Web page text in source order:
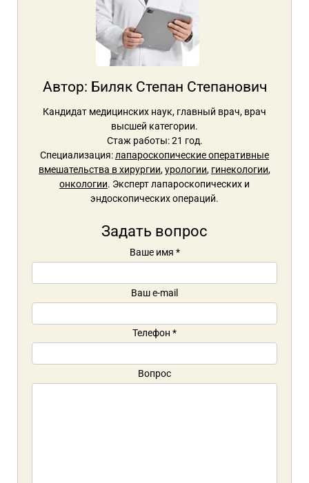
Автор: Биляк Степан Степанович
Кандидат медицинских наук, главный врач, врач
высшей категории.
Стаж работы: 21 год.
Специализация:лапароскопические оперативные
вмешательства в хирургии,урологии, гинекологии,
онкологии. Эксперт лапароскопических и
эндоскопических операций.
Задать вопрос
Ваше имя *
Ваш e-mail
Телефон *
Вопрос